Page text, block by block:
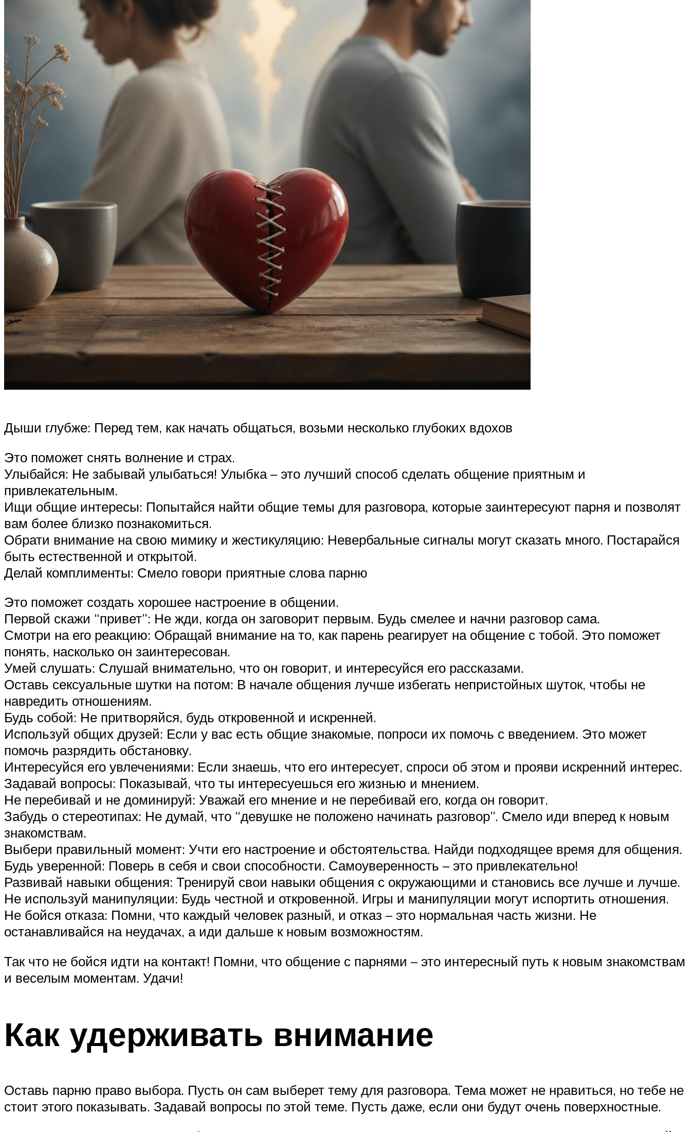
Дыши глубже: Перед тем, как начать общаться, возьми несколько глубоких вдохов
Это поможет снять волнение и страх.
Улыбайся: Не забывай улыбаться! Улыбка – это лучший способ сделать общение приятным и
привлекательным.
Ищи общие интересы: Попытайся найти общие темы для разговора, которые заинтересуют парня и позволят
вам более близко познакомиться.
Обрати внимание на свою мимику и жестикуляцию: Невербальные сигналы могут сказать много. Постарайся
быть естественной и открытой.
Делай комплименты: Смело говори приятные слова парню
Это поможет создать хорошее настроение в общении.
Первой скажи “привет”: Не жди, когда он заговорит первым. Будь смелее и начни разговор сама.
Смотри на его реакцию: Обращай внимание на то, как парень реагирует на общение с тобой. Это поможет
понять, насколько он заинтересован.
Умей слушать: Слушай внимательно, что он говорит, и интересуйся его рассказами.
Оставь сексуальные шутки на потом: В начале общения лучше избегать непристойных шуток, чтобы не
навредить отношениям.
Будь собой: Не притворяйся, будь откровенной и искренней.
Используй общих друзей: Если у вас есть общие знакомые, попроси их помочь с введением. Это может
помочь разрядить обстановку.
Интересуйся его увлечениями: Если знаешь, что его интересует, спроси об этом и прояви искренний интерес.
Задавай вопросы: Показывай, что ты интересуешься его жизнью и мнением.
Не перебивай и не доминируй: Уважай его мнение и не перебивай его, когда он говорит.
Забудь о стереотипах: Не думай, что “девушке не положено начинать разговор”. Смело иди вперед к новым
знакомствам.
Выбери правильный момент: Учти его настроение и обстоятельства. Найди подходящее время для общения.
Будь уверенной: Поверь в себя и свои способности. Самоуверенность – это привлекательно!
Развивай навыки общения: Тренируй свои навыки общения с окружающими и становись все лучше и лучше.
Не используй манипуляции: Будь честной и откровенной. Игры и манипуляции могут испортить отношения.
Не бойся отказа: Помни, что каждый человек разный, и отказ – это нормальная часть жизни. Не
останавливайся на неудачах, а иди дальше к новым возможностям.
Так что не бойся идти на контакт! Помни, что общение с парнями – это интересный путь к новым знакомствам
и веселым моментам. Удачи!
Как удерживать внимание
Оставь парню право выбора. Пусть он сам выберет тему для разговора. Тема может не нравиться, но тебе не
стоит этого показывать. Задавай вопросы по этой теме. Пусть даже, если они будут очень поверхностные.